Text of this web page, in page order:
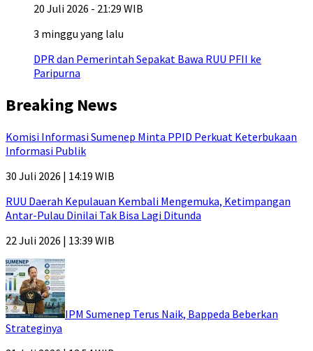
20 Juli 2026 - 21:29 WIB
3 minggu yang lalu
DPR dan Pemerintah Sepakat Bawa RUU PFII ke
Paripurna
Breaking News
Komisi Informasi Sumenep Minta PPID Perkuat Keterbukaan
Informasi Publik
30 Juli 2026 | 14:19 WIB
RUU Daerah Kepulauan Kembali Mengemuka, Ketimpangan
Antar-Pulau Dinilai Tak Bisa Lagi Ditunda
22 Juli 2026 | 13:39 WIB
IPM Sumenep Terus Naik, Bappeda Beberkan
Strateginya